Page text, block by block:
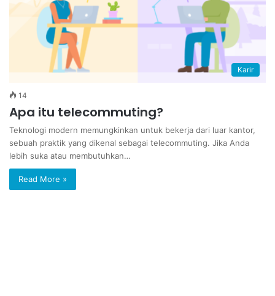
Karir
14
Apa itu telecommuting?
Teknologi modern memungkinkan untuk bekerja dari luar kantor,
sebuah praktik yang dikenal sebagai telecommuting. Jika Anda
lebih suka atau membutuhkan…
Read More »